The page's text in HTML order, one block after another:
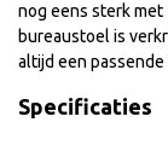
nog eens sterk
bureaustoel is
altijd een
Specificaties